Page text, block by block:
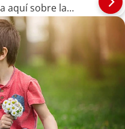
aquí sobre la